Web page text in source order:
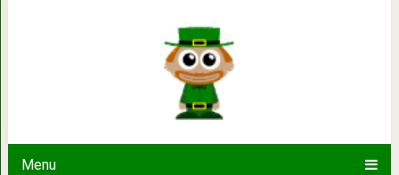
Menu
4 простых упражнения, которые